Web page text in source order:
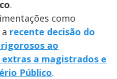
.
como
recente decisão do
ao
a magistrados e
Público.